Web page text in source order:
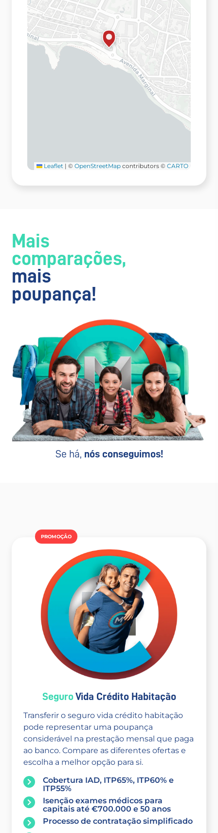
Leaflet | © OpenStreetMap contributors © CARTO
Mais
comparações,
mais
poupança!
Se há, nós conseguimos!
PROMOÇÂO
SeguroVida Crédito Habitação
Transferir o seguro vida crédito habitação
pode representar uma poupança
considerável na prestação mensal que paga
ao banco. Compare as diferentes ofertas e
escolha a melhor opção para si.
Cobertura IAD, ITP65%, ITP60% e
ITP55%
Isenção exames médicos para
capitais até €700.000 e 50 anos
Processo de contratação simplificado